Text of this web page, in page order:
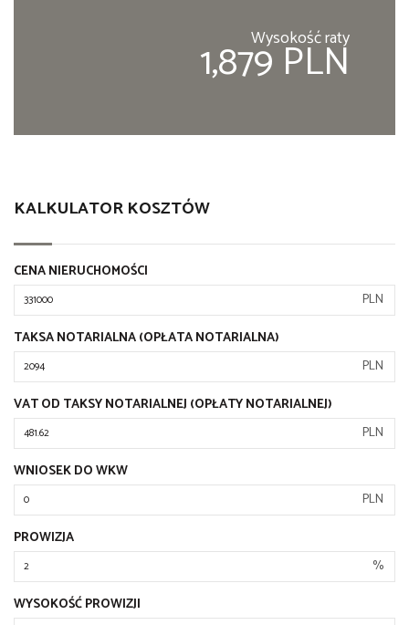
Wysokość raty
1,879 PLN
KALKULATOR KOSZTÓW
CENA NIERUCHOMOŚCI
PLN
TAKSA NOTARIALNA (OPŁATA NOTARIALNA)
PLN
VAT OD TAKSY NOTARIALNEJ (OPŁATY NOTARIALNEJ)
PLN
WNIOSEK DO WKW
PLN
PROWIZJA
%
WYSOKOŚĆ PROWIZJI